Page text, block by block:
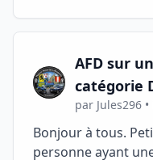
AFD sur
catégorie
par Jules296
Bonjour à tous.
personne ayant